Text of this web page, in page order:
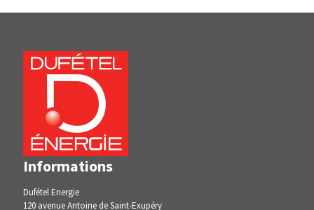
Informations
Dufétel Energie
120 avenue Antoine de Saint-Exupéry